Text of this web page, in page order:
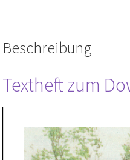
Beschreibung
Textheft zum